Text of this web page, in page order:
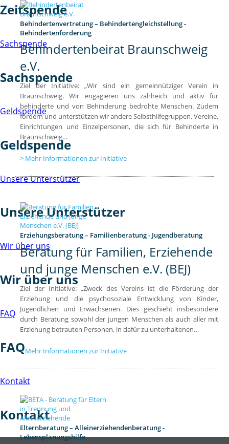
Zeitspende
Sachspende
Sachspende
Geldspende
Geldspende
Unsere Unterstützer
Unsere Unterstützer
Wir über uns
Wir über uns
FAQ
FAQ
Kontakt
Kontakt
Behindertenvertretung – Behindertengleichstellung -
Behindertenförderung
Behindertenbeirat Braunschweig
e.V.
Ziel der Initiative: „Wir sind ein gemeinnütziger Verein in
Braunschweig. Wir engagieren uns zahlreich und aktiv für
behinderte und von Behinderung bedrohte Menschen. Zudem
fördern und unterstützen wir andere Selbsthilfegruppen, Vereine,
Einrichtungen und Einzelpersonen, die sich für Behinderte in
Braunschweig…
Mehr Informationen zur Initiative
Erziehungsberatung – Familienberatung - Jugendberatung
Beratung für Familien, Erziehende
und junge Menschen e.V. (BEJ)
Ziel der Initiative: „Zweck des Vereins ist die Förderung der
Erziehung und die psychosoziale Entwicklung von Kinder,
Jugendlichen und Erwachsenen. Dies geschieht insbesondere
durch Beratung sowohl der jungen Menschen als auch aller mit
Erziehung betrauten Personen, in dafür zu unterhaltenen…
Mehr Informationen zur Initiative
Elternberatung – Alleinerziehendenberatung -
Lebensplanungshilfe